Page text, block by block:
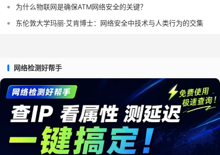
为什么物联网是确保ATM网络安全的关键？
东伦敦大学玛丽·艾肯博士：网络安全中技术与人类行为的交集
网络检测好帮手